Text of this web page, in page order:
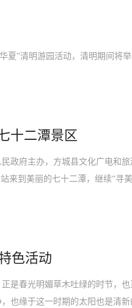
夏”清明游园活动，清明期间将
十二潭景区
政府主办，方城县文化广电和
来到美丽的七十二潭，继续“寻
色活动
是春光明媚草木吐绿的时节，
也缘于这一时期的太阳也是清